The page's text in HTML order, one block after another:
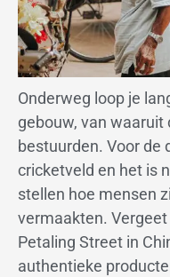
Onderweg loop je
gebouw, van waaruit
bestuurden. Voor de
cricketveld en het is
stellen hoe mensen
vermaakten. Vergeet
Petaling Street in
authentieke